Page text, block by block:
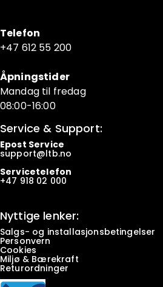
Telefon
+47 612 55 200
Åpningstider
Mandag til fredag
08:00-16:00
Service & Support:
Epost Service
support@ltb.no
Servicetelefon
+47 918 02 000
Nyttige lenker:
Salgs- og installasjonsbetingelser
Personvern
Cookies
Miljø & Bærekraft
Returordninger